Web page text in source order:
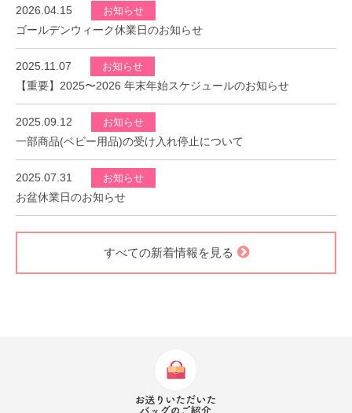
2026.04.15 お知らせ
ゴールデンウィーク休業日のお知らせ
2025.11.07 お知らせ
【重要】2025〜2026 年末年始スケジュールのお知らせ
2025.09.12 お知らせ
一部商品(ベビー用品)の受け入れ停止について
2025.07.31 お知らせ
お盆休業日のお知らせ
すべての新着情報を見る